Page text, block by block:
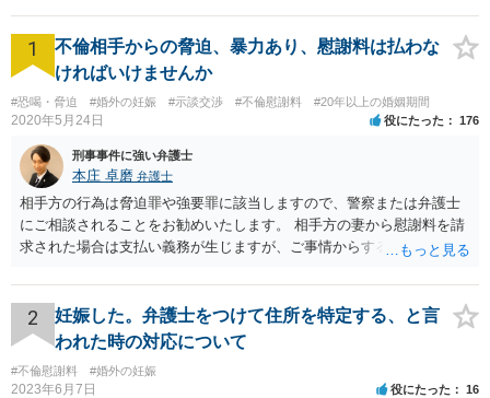
1
不倫相手からの脅迫、暴力あり、慰謝料は払わな
ければいけませんか
#恐喝・脅迫 #婚外の妊娠 #示談交渉 #不倫慰謝料 #20年以上の婚姻期間
2020年5月24日 役にたった 176
刑事事件に強い弁護士
本庄 卓磨 弁護士
相手方の行為は脅迫罪や強要罪に該当しますので、警察または弁護士
にご相談されることをお勧めいたします。 相手方の妻から慰謝料を請
求された場合は支払い義務が生じますが、ご事情からすると減額交渉
2
妊娠した。弁護士をつけて住所を特定する、と言
われた時の対応について
#不倫慰謝料 #婚外の妊娠
2023年6月7日 役にたった 16